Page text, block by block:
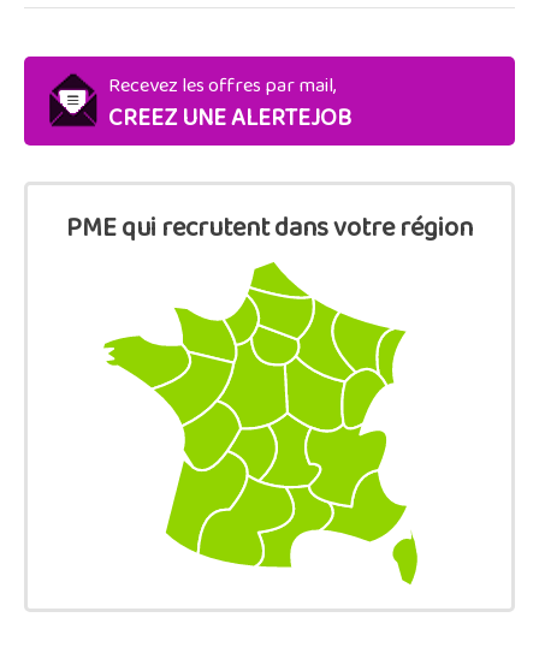
Recevez les offres par mail,
CREEZ UNE ALERTEJOB
PME qui recrutent dans votre région